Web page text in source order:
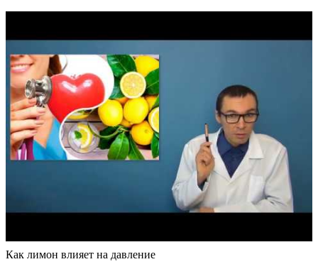
Как лимон влияет на давление